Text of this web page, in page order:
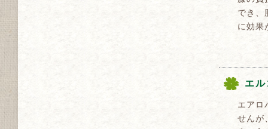
でき、
に効果
エ
エアロ
せんが